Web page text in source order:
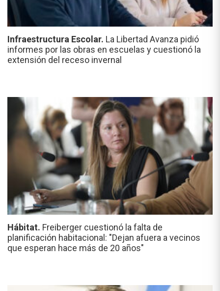
Infraestructura Escolar. La Libertad Avanza pidió
informes por las obras en escuelas y cuestionó la
extensión del receso invernal
Hábitat. Freiberger cuestionó la falta de
planificación habitacional: "Dejan afuera a vecinos
que esperan hace más de 20 años"